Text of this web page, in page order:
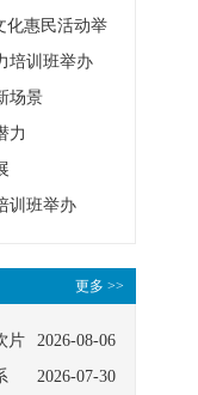
化惠民活动举
培训班举办
场景
力
训班举办
更多 >>
2026-08-06
片
2026-07-30